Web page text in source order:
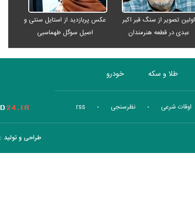
اولین تصویر از سنگ قبر اکبر
عبدی در قطعه هنرمندان
عکس پربازدید از استایل سنتی و
اصیل سوگل طهماسبی
طلا و سکه خودرو
منهای اقتصاد تاریخ اقتصاد اوقات شرعی نظرسنجی rss
طراحی و تولید :